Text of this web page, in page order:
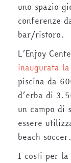
uno spazio
conferenze
bar/ristoro.
L’Enjoy
inaugurata
piscina da
d’erba di
un campo di
essere
beach soccer.
I costi per la